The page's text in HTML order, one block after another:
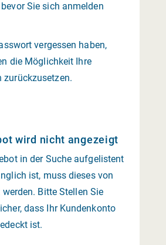
Sie sich anmelden
vergessen haben,
die Möglichkeit Ihre
zurückzusetzen.
wird nicht angezeigt
in der Suche aufgelistent
ist, muss dieses von
Bitte Stellen Sie
dass Ihr Kundenkonto
ist.